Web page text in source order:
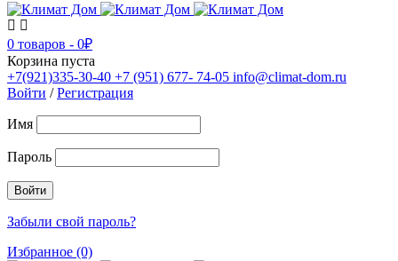
0 товаров - 0₽
Корзина пуста
+7(921)335-30-40 +7 (951) 677- 74-05 info@climat-dom.ru
Войти /Регистрация
Имя
Пароль
Забыли свой пароль?
Избранное (0)